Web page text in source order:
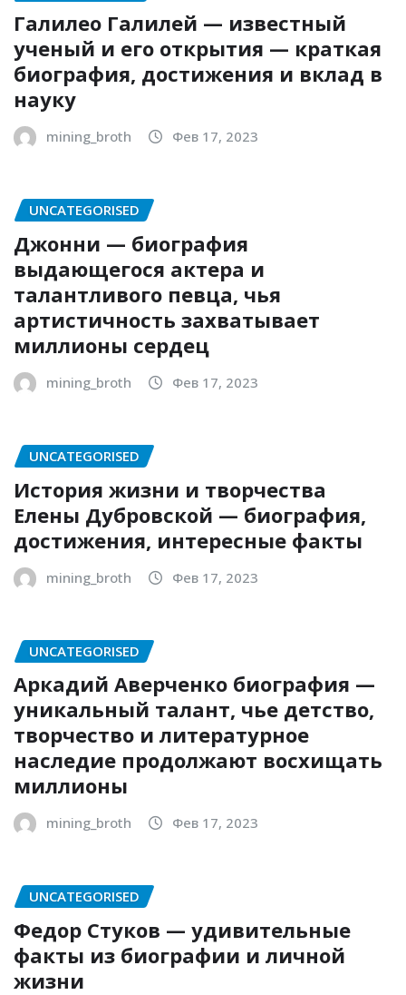
Галилео Галилей — известный
ученый и его открытия — краткая
биография, достижения и вклад в
науку
mining_broth Фев 17, 2023
UNCATEGORISED
Джонни — биография
выдающегося актера и
талантливого певца, чья
артистичность захватывает
миллионы сердец
mining_broth Фев 17, 2023
UNCATEGORISED
История жизни и творчества
Елены Дубровской — биография,
достижения, интересные факты
mining_broth Фев 17, 2023
UNCATEGORISED
Аркадий Аверченко биография —
уникальный талант, чье детство,
творчество и литературное
наследие продолжают восхищать
миллионы
mining_broth Фев 17, 2023
UNCATEGORISED
Федор Стуков — удивительные
факты из биографии и личной
жизни